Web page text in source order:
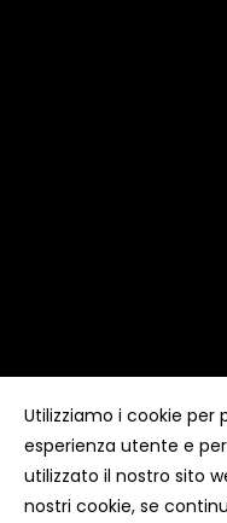
Copyright ©Kyuubi
diritti riservati
Utilizziamo i cookie per
esperienza utente e
utilizzato il nostro sito
nostri cookie, se